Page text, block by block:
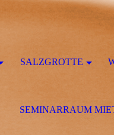
SALZGROTTE
SEMINARRAUM